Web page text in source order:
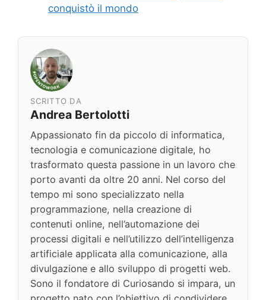
conquistò il mondo
SCRITTO DA
Andrea Bertolotti
Appassionato fin da piccolo di informatica,
tecnologia e comunicazione digitale, ho
trasformato questa passione in un lavoro che
porto avanti da oltre 20 anni. Nel corso del
tempo mi sono specializzato nella
programmazione, nella creazione di
contenuti online, nell’automazione dei
processi digitali e nell’utilizzo dell’intelligenza
artificiale applicata alla comunicazione, alla
divulgazione e allo sviluppo di progetti web.
Sono il fondatore di Curiosando si impara, un